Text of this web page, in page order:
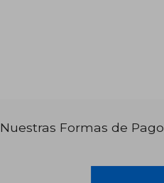
Nuestras Formas de Pago